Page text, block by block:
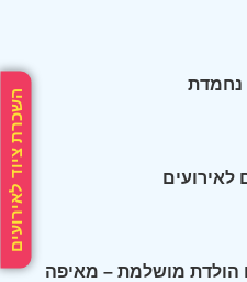
השכרת ציוד לאירועים
נחמדת
הולדת מושלמת – מאיפה